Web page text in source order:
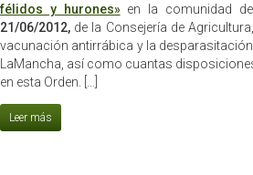
félidos y hurones»en la comunidad
21/06/2012, de la Consejería de
vacunación antirrábica y la
LaMancha, así como cuantas
en esta Orden. […]